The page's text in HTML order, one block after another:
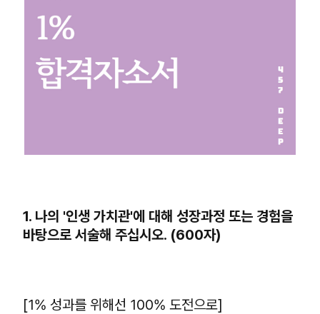
1. 나의 '인생 가치관'에 대해 성장과정 또는 경험을
바탕으로 서술해 주십시오. (600자)
[1% 성과를 위해선 100% 도전으로]